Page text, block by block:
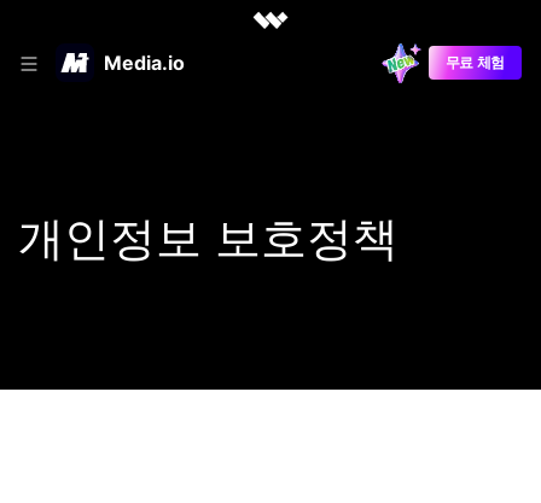
Media.io 무료 체험
개인정보 보호정책